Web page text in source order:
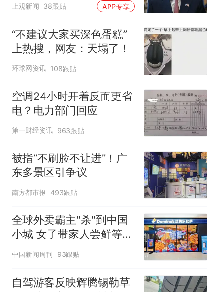
上观新闻 38跟贴 APP专享
“不建议大家买深色蛋糕”
上热搜，网友：天塌了！
环球网资讯 108跟贴
空调24小时开着反而更省
电？电力部门回应
第一财经资讯 963跟贴
被指“不刷脸不让进”！广
东多景区引争议
南方都市报 493跟贴
全球外卖霸主"杀"到中国
小城 女子带家人尝鲜等俩
小时
中国新闻周刊 93跟贴
自驾游客反映辉腾锡勒草